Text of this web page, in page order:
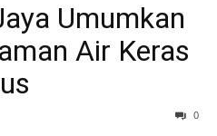
Umumkan
Air Keras
0